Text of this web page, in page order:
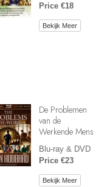
Price €18
Bekijk Meer
De Problemen
van de
Werkende Mens
Blu-ray & DVD
Price €23
Bekijk Meer